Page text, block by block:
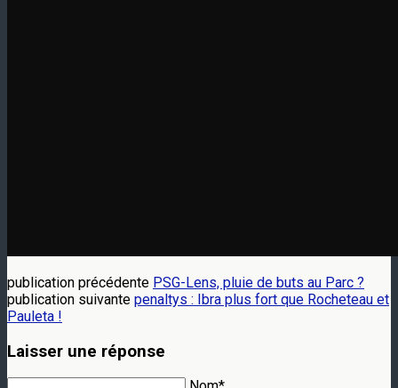
publication précédente PSG-Lens, pluie de buts au Parc ?
publication suivante penaltys : Ibra plus fort que Rocheteau et
Pauleta !
Laisser une réponse